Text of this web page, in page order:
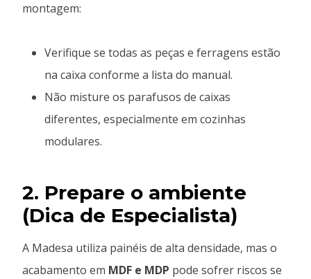
montagem:
Verifique se todas as peças e ferragens estão
na caixa conforme a lista do manual.
Não misture os parafusos de caixas
diferentes, especialmente em cozinhas
modulares.
2. Prepare o ambiente
(Dica de Especialista)
A Madesa utiliza painéis de alta densidade, mas o
acabamento em MDF e MDP pode sofrer riscos se